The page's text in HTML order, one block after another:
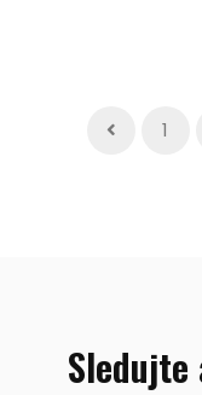
1
Sledujte